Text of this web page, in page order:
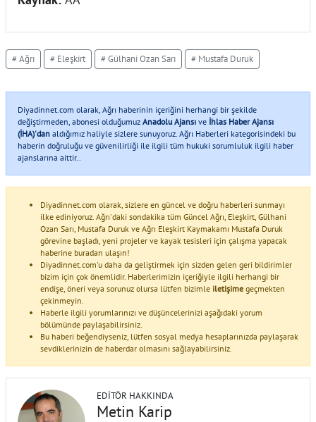
# Ağrı # Eleşkirt # Gülhani Ozan Sarı # Mustafa Duruk
Diyadinnet.com olarak, Ağrı haberinin içeriğini herhangi bir şekilde
değiştirmeden, abonesi olduğumuz Anadolu Ajansı ve İhlas Haber Ajansı
(İHA)'dan aldığımız haliyle sizlere sunuyoruz. Ağrı Haberleri kategorisindeki bu
haberin doğruluğu ve güvenilirliği ile ilgili tüm hukuki sorumluluk ilgili haber
ajanslarına aittir..
Diyadinnet.com olarak, sizlere en güncel ve doğru haberleri sunmayı
ilke ediniyoruz. Ağrı'daki sondakika tüm Güncel Ağrı, Eleşkirt, Gülhani
Ozan Sarı, Mustafa Duruk ve Ağrı Eleşkirt Kaymakamı Mustafa Duruk
görevine başladı, yeni projeler ve kayak tesisleri için çalışma yapacak
haberine buradan ulaşın!
Diyadinnet.com'u daha da geliştirmek için sizden gelen geri bildirimler
bizim için çok önemlidir. Haberlerimizin içeriğiyle ilgili herhangi bir
endişe, öneri veya sorunuz olursa lütfen bizimle iletişime geçmekten
çekinmeyin.
Haberle ilgili yorumlarınızı ve düşüncelerinizi aşağıdaki yorum
bölümünde paylaşabilirsiniz.
Bu haberi beğendiyseniz, lütfen sosyal medya hesaplarınızda paylaşarak
sevdiklerinizin de haberdar olmasını sağlayabilirsiniz.
EDITÖR HAKKINDA
Metin Karip